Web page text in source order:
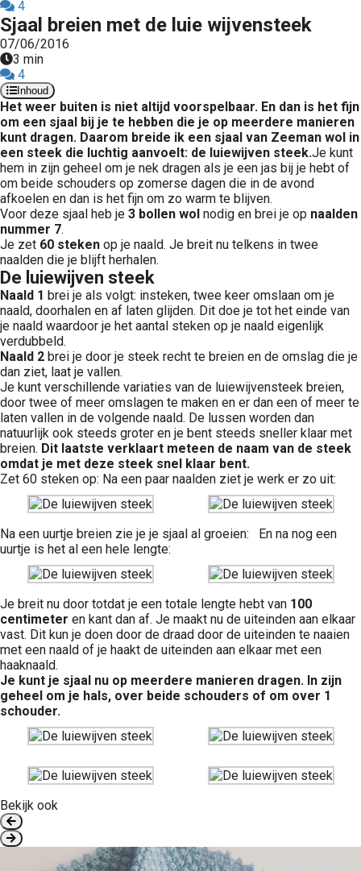
4
Sjaal breien met de luie wijvensteek
07/06/2016
3 min
4
Inhoud
Het weer buiten is niet altijd voorspelbaar. En dan is het fijn
om een sjaal bij je te hebben die je op meerdere manieren
kunt dragen. Daarom breide ik een sjaal van Zeeman wol in
een steek die luchtig aanvoelt: de luiewijven steek.Je kunt
hem in zijn geheel om je nek dragen als je een jas bij je hebt of
om beide schouders op zomerse dagen die in de avond
afkoelen en dan is het fijn om zo warm te blijven.
Voor deze sjaal heb je 3 bollen wol nodig en brei je op naalden
nummer 7.
Je zet 60 steken op je naald. Je breit nu telkens in twee
naalden die je blijft herhalen.
De luiewijven steek
Naald 1 brei je als volgt: insteken, twee keer omslaan om je
naald, doorhalen en af laten glijden. Dit doe je tot het einde van
je naald waardoor je het aantal steken op je naald eigenlijk
verdubbeld.
Naald 2 brei je door je steek recht te breien en de omslag die je
dan ziet, laat je vallen.
Je kunt verschillende variaties van de luiewijvensteek breien,
door twee of meer omslagen te maken en er dan een of meer te
laten vallen in de volgende naald. De lussen worden dan
natuurlijk ook steeds groter en je bent steeds sneller klaar met
breien. Dit laatste verklaart meteen de naam van de steek
omdat je met deze steek snel klaar bent.
Zet 60 steken op: Na een paar naalden ziet je werk er zo uit:
Na een uurtje breien zie je je sjaal al groeien: En na nog een
uurtje is het al een hele lengte:
Je breit nu door totdat je een totale lengte hebt van 100
centimeter en kant dan af. Je maakt nu de uiteinden aan elkaar
vast. Dit kun je doen door de draad door de uiteinden te naaien
met een naald of je haakt de uiteinden aan elkaar met een
haaknaald.
Je kunt je sjaal nu op meerdere manieren dragen. In zijn
geheel om je hals, over beide schouders of om over 1
schouder.
Bekijk ook